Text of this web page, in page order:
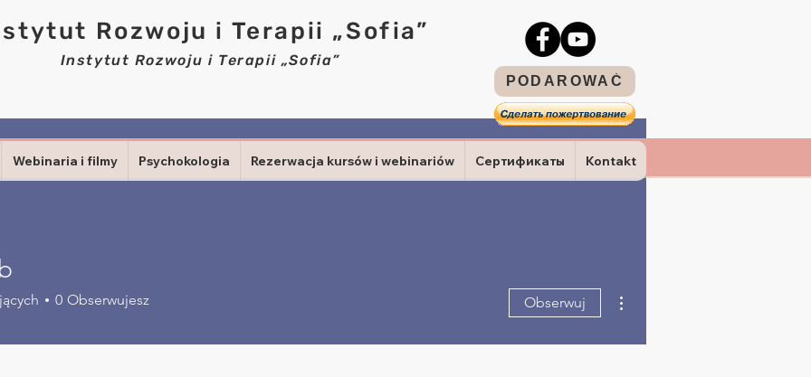
Rozwoju i Terapii „Sofia”
Instytut Rozwoju i Terapii „Sofia”
PODAROWAĆ
Webinaria i filmy Psychokologia Rezerwacja kursów i webinariów Сертификаты Kontakt
0 Obserwujesz Obserwuj